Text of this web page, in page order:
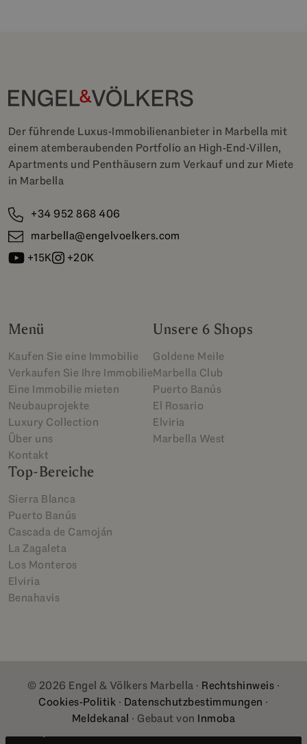
Der führende Luxus-Immobilienanbieter in Marbella mit
einem atemberaubenden Portfolio an High-End-Villen,
Apartments und Penthäusern zum Verkauf und zur Miete
in Marbella
+34 952 868 406
marbella@engelvoelkers.com
+15K
+20K
Menü
Kaufen Sie eine Immobilie
Verkaufen Sie Ihre Immobilie
Eine Immobilie mieten
Neubauprojekte
Luxury Collection
Über uns
Kontakt
Unsere 6 Shops
Goldene Meile
Marbella Club
Puerto Banús
El Rosario
Elviria
Marbella West
Top-Bereiche
Sierra Blanca
Puerto Banús
Cascada de Camoján
La Zagaleta
Los Monteros
Elviria
Benahavis
© 2026 Engel & Völkers Marbella · Rechtshinweis ·
Cookies-Politik · Datenschutzbestimmungen ·
Meldekanal · Gebaut von Inmoba